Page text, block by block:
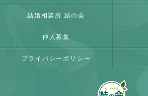
結婚相談所 結の会
仲人募集
プライバシーポリシー